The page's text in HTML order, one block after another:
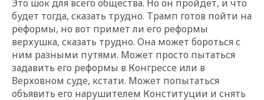
Это шок для всего общества. Но он пройдет, и что
будет тогда, сказать трудно. Трамп готов пойти на
реформы, но вот примет ли его реформы
верхушка, сказать трудно. Она может бороться с
ним разными путями. Может просто пытаться
задавить его реформы в Конгрессе или в
Верховном суде, кстати. Может попытаться
объявить его нарушителем Конституции и снять